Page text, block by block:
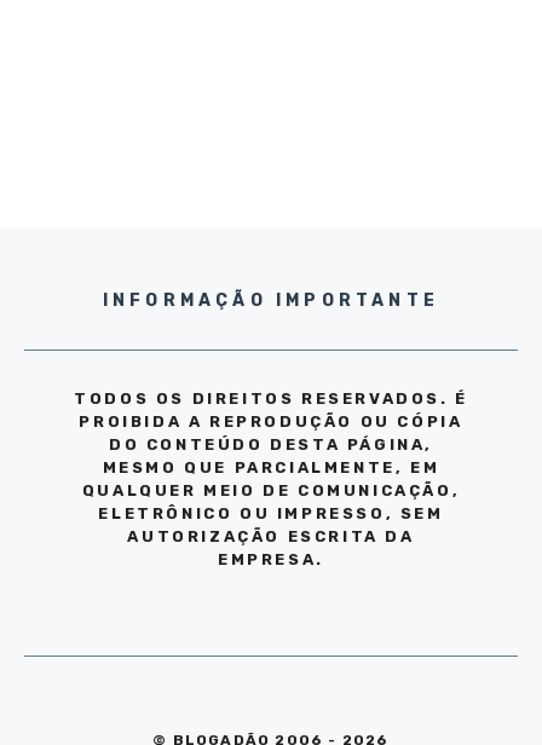
INFORMAÇÃO IMPORTANTE
TODOS OS DIREITOS RESERVADOS. É
PROIBIDA A REPRODUÇÃO OU CÓPIA
DO CONTEÚDO DESTA PÁGINA,
MESMO QUE PARCIALMENTE, EM
QUALQUER MEIO DE COMUNICAÇÃO,
ELETRÔNICO OU IMPRESSO, SEM
AUTORIZAÇÃO ESCRITA DA
EMPRESA.
© BLOGADÃO 2006 - 2026